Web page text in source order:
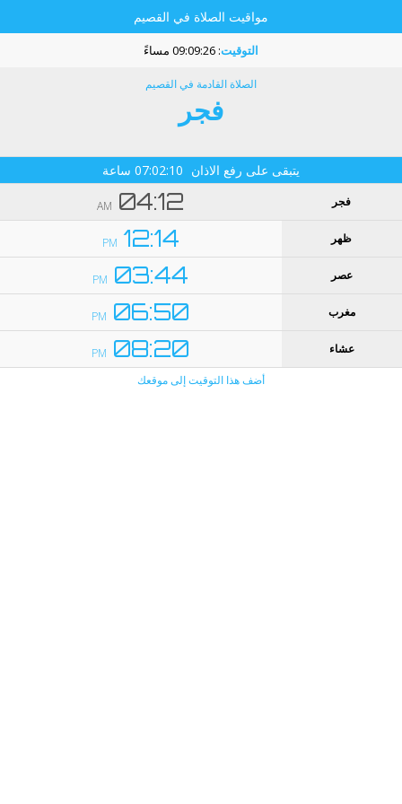
مواقيت الصلاة في القصيم
التوقيت: 09:09:25 مساءً
الصلاة القادمة في القصيم
فجر
يتبقى على رفع الاذان 07:02:09 ساعة
فجر
ظهر
عصر
مغرب
عشاء
04:12
AM
12:14
PM
03:44
PM
06:50
PM
08:20
PM
أضف هذا التوقيت إلى موقعك